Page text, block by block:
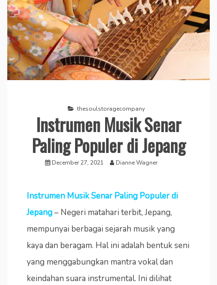
thesoulstoragecompany
Instrumen Musik Senar
Paling Populer di Jepang
December 27, 2021 Dianne Wagner
Instrumen Musik Senar Paling Populer di
Jepang– Negeri matahari terbit, Jepang,
mempunyai berbagai sejarah musik yang
kaya dan beragam. Hal ini adalah bentuk seni
yang menggabungkan mantra vokal dan
keindahan suara instrumental. Ini dilihat